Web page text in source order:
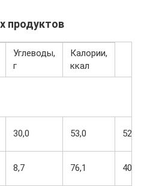
продуктов
Углеводы,
г
Калории,
ккал
30,0 53,0 520
8,7 76,1 401